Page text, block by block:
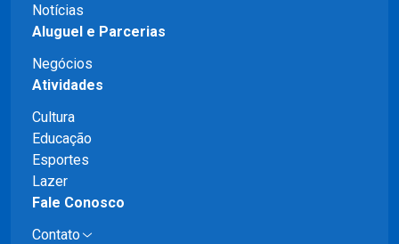
Notícias
Aluguel e Parcerias
Negócios
Atividades
Cultura
Educação
Esportes
Lazer
Fale Conosco
Contato